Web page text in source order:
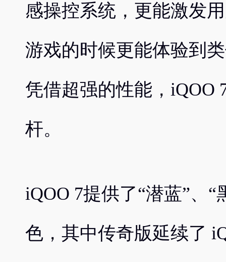
感操控系统，更能激发
游戏的时候更能体验到
凭借超强的性能，iQOO
杆。
iQOO 7提供了“潜蓝”、
色，其中传奇版延续了